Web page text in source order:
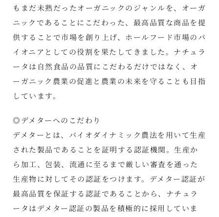
もまだ未熟だったオーガニックのジャンルを、オーガ
ニックであることにこだわった、最高品質な商品を提
供することで市場を創り上げ、ホールフード市場のパ
イオニアとしての役割を果たしてきました。ナチュラ
ータは自然食品の品質にこだわるだけではなく、オ
ーガニック農業の促進と農業の未来を守ることも目指
しています。
◎デメターへのこだわり
デメターとは、バイオダイナミック農法を用いて生産
された製品であることを証明する認証機関。生産か
ら加工、包装、流通に至るまで厳しい審査を通った
生産物に対してその認証をつけます。デメター認証が
最高品質を保証する認証であることから、ナチュラ
ータはデメター認証の製品を積極的に採用していま